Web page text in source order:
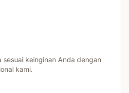
sesuai keinginan Anda dengan
kami.